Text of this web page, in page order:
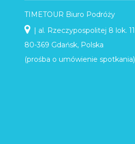
TIMETOUR Biuro Podróży
| al. Rzeczypospolitej 8 lok. 11
80-369 Gdańsk, Polska
(prośba o umówienie spotkania)